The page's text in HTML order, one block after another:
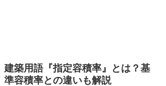
建築用語『指定容積率』とは？基
準容積率との違いも解説